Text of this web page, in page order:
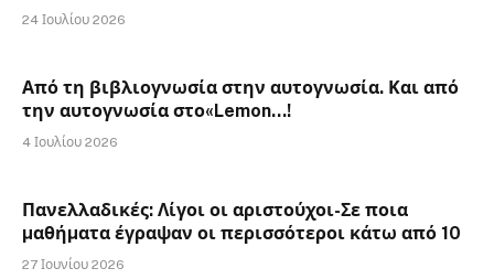
24 Ιουλίου 2026
Από τη βιβλιογνωσία στην αυτογνωσία. Και από
την αυτογνωσία στο«Lemon…!
4 Ιουλίου 2026
Πανελλαδικές: Λίγοι οι αριστούχοι-Σε ποια
µαθήµατα έγραψαν οι περισσότεροι κάτω από 10
27 Ιουνίου 2026